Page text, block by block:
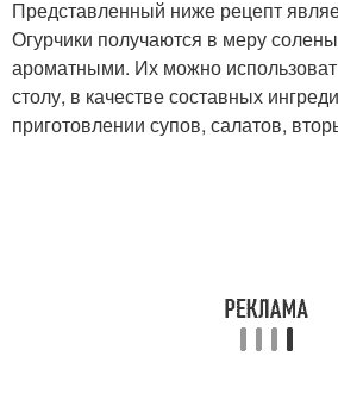
Представленный ниже рецепт
Огурчики получаются в меру
ароматными. Их можно
столу, в качестве составных
приготовлении супов, салатов,